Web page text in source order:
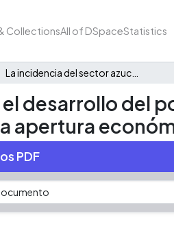
CollectionsAll of DSpaceStatistics
desarrollo del
apertura
PDF